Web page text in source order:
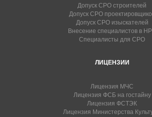
Допуск СРО строителей
Допуск СРО
Допуск СРО изыскателей
Внесение специалистов в
Специалисты для СРО
ЛИЦЕНЗИИ
Лицензия МЧС
Лицензия ФСБ на гостайну
Лицензия ФСТЭК
Лицензия Министерства